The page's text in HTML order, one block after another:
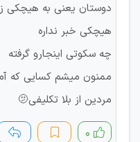
دوستان یعنی به هیچکی
هیچکی خبر نداره
چه سکوتی اینجارو گرفته
ممنون میشم کسایی که
مردین از بلا تکلیفی🫤
۰